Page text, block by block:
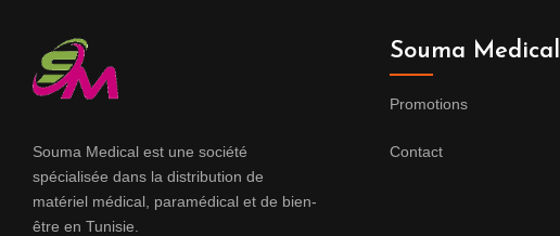
Souma Medical est une société
spécialisée dans la distribution de
matériel médical, paramédical et de bien-
être en Tunisie.
Souma Medical
Promotions
Contact